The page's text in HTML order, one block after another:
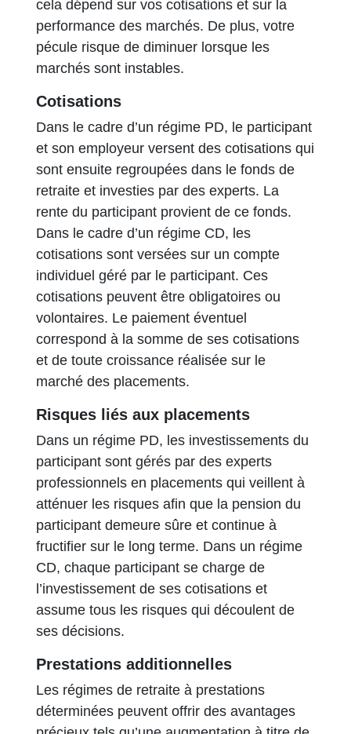
cela dépend sur vos cotisations et sur la
performance des marchés. De plus, votre
pécule risque de diminuer lorsque les
marchés sont instables.
Cotisations
Dans le cadre d’un régime PD, le participant
et son employeur versent des cotisations qui
sont ensuite regroupées dans le fonds de
retraite et investies par des experts. La
rente du participant provient de ce fonds.
Dans le cadre d’un régime CD, les
cotisations sont versées sur un compte
individuel géré par le participant. Ces
cotisations peuvent être obligatoires ou
volontaires. Le paiement éventuel
correspond à la somme de ses cotisations
et de toute croissance réalisée sur le
marché des placements.
Risques liés aux placements
Dans un régime PD, les investissements du
participant sont gérés par des experts
professionnels en placements qui veillent à
atténuer les risques afin que la pension du
participant demeure sûre et continue à
fructifier sur le long terme. Dans un régime
CD, chaque participant se charge de
l’investissement de ses cotisations et
assume tous les risques qui découlent de
ses décisions.
Prestations additionnelles
Les régimes de retraite à prestations
déterminées peuvent offrir des avantages